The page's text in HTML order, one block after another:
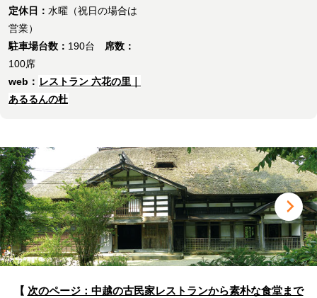
定休日： 水曜（祝日の場合は
営業）
駐車場台数： 190台 席数：
100席
web： レストラン 六花の里｜
あるるんの杜
【 次のページ：中越の古民家レストランから素朴な食堂まで